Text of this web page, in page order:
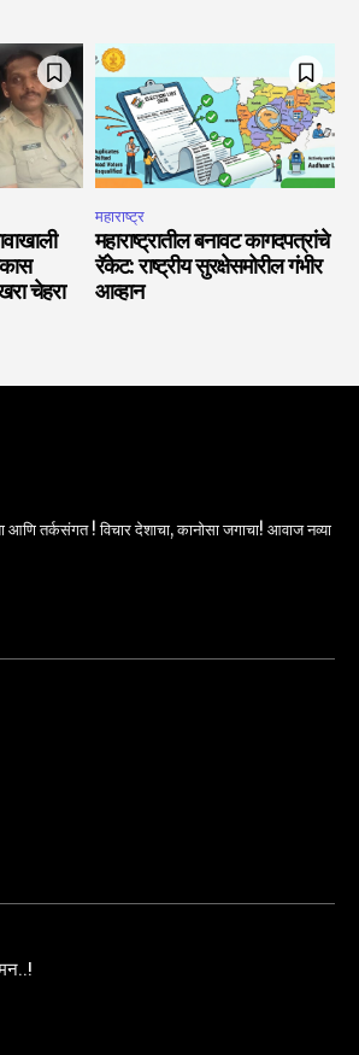
चेहरा
महाराष्ट्र
महाराष्ट्रातील बनावट कागदपत्रांचे
रॅकेट: राष्ट्रीय सुरक्षेसमोरील गंभीर
आव्हान
आणि तर्कसंगत ! विचार देशाचा, कानोसा जगाचा! आवाज नव्या